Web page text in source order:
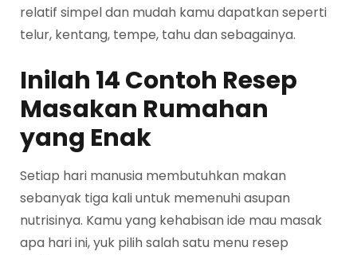
relatif simpel dan mudah kamu dapatkan seperti
telur, kentang, tempe, tahu dan sebagainya.
Inilah 14 Contoh Resep
Masakan Rumahan
yang Enak
Setiap hari manusia membutuhkan makan
sebanyak tiga kali untuk memenuhi asupan
nutrisinya. Kamu yang kehabisan ide mau masak
apa hari ini, yuk pilih salah satu menu resep